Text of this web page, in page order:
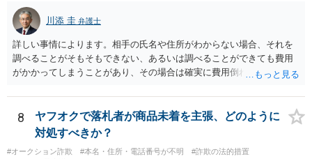
川添 圭 弁護士
詳しい事情によります。相手の氏名や住所がわからない場合、それを
調べることがそもそもできない、あるいは調べることができても費用
がかかってしまうことがあり、その場合は確実に費用倒れになりそう
8
ヤフオクで落札者が商品未着を主張、どのように
対処すべきか？
#オークション詐欺 #本名・住所・電話番号が不明
#詐欺の法的措置